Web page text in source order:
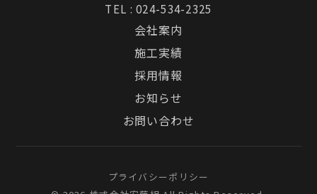
TEL :024-534-2325
会社案内
施工実績
採用情報
お知らせ
お問い合わせ
プライバシーポリシー